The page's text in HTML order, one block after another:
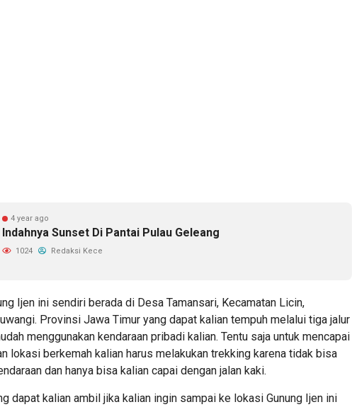
4 year ago
Indahnya Sunset Di Pantai Pulau Geleang
1024 Redaksi Kece
Ijen ini sendiri berada di Desa Tamansari, Kecamatan Licin,
Provinsi Jawa Timur yang dapat kalian tempuh melalui tiga jalur
menggunakan kendaraan pribadi kalian. Tentu saja untuk mencapai
lokasi berkemah kalian harus melakukan trekking karena tidak bisa
dan hanya bisa kalian capai dengan jalan kaki.
dapat kalian ambil jika kalian ingin sampai ke lokasi Gunung Ijen ini